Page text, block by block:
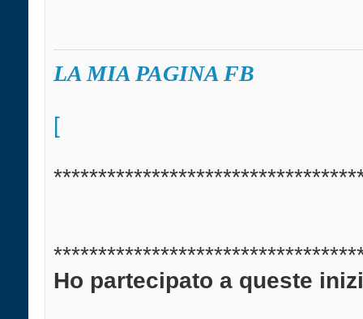
LA MIA PAGINA FB
[
Ho partecipato a queste